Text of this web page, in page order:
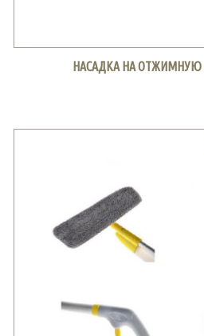
НАСАДКА НА ОТЖИМНУЮ